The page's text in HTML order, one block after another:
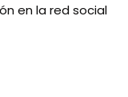
en la red social